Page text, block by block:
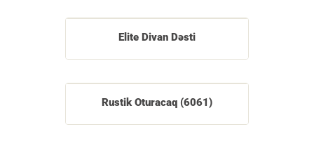
Elite Divan Dəsti
Rustik Oturacaq (6061)